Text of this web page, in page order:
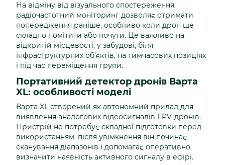
На відміну від візуального спостереження,
радіочастотний моніторинг дозволяє отримати
попередження раніше, особливо коли дрон ще
складно помітити або почути. Це важливо на
відкритій місцевості, у забудові, біля
інфраструктурних об’єктів, на тимчасових позиціях
і під час переміщення групи.
Портативний детектор дронів Варта
XL: особливості моделі
Варта XL створений як автономний прилад для
виявлення аналогових відеосигналів FPV-дронів.
Пристрій не потребує складної підготовки перед
використанням: після увімкнення він починає
сканування діапазонів і допомагає оперативно
визначити наявність активного сигналу в ефірі.